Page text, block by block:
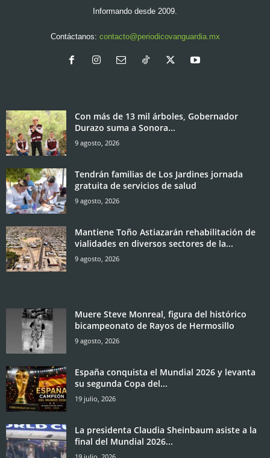
Informando desde 2009.
Contáctanos: contacto@periodicovanguardia.mx
Con más de 13 mil árboles, Gobernador
Durazo suma a Sonora...
9 agosto, 2026
Tendrán familias de Los Jardines jornada
gratuita de servicios de salud
9 agosto, 2026
Mantiene Toño Astiazarán rehabilitación de
vialidades en diversos sectores de la...
9 agosto, 2026
Muere Steve Monreal, figura del histórico
bicampeonato de Rayos de Hermosillo
9 agosto, 2026
España conquista el Mundial 2026 y levanta
su segunda Copa del...
19 julio, 2026
La presidenta Claudia Sheinbaum asiste a la
final del Mundial 2026...